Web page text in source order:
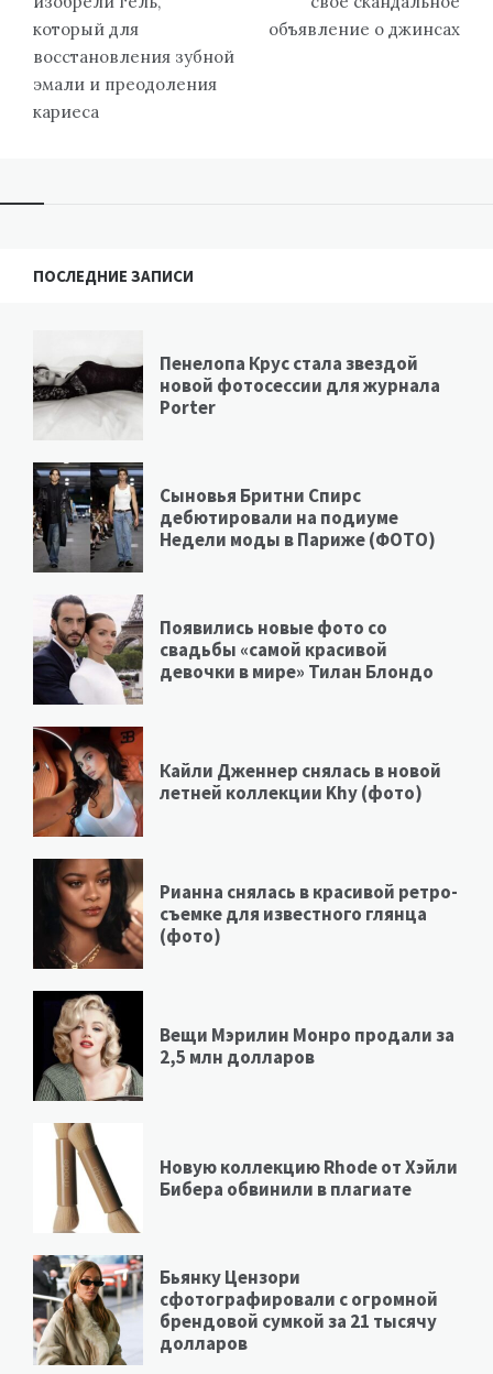
который для
восстановления зубной
эмали и преодоления
кариеса
объявление о джинсах
ПОСЛЕДНИЕ ЗАПИСИ
Пенелопа Крус стала звездой
новой фотосессии для журнала
Porter
Сыновья Бритни Спирс
дебютировали на подиуме
Недели моды в Париже (ФОТО)
Появились новые фото со
свадьбы «самой красивой
девочки в мире» Тилан Блондо
Кайли Дженнер снялась в новой
летней коллекции Khy (фото)
Рианна снялась в красивой ретро-
съемке для известного глянца
(фото)
Вещи Мэрилин Монро продали за
2,5 млн долларов
Новую коллекцию Rhode от Хэйли
Бибера обвинили в плагиате
Бьянку Цензори
сфотографировали с огромной
брендовой сумкой за 21 тысячу
долларов